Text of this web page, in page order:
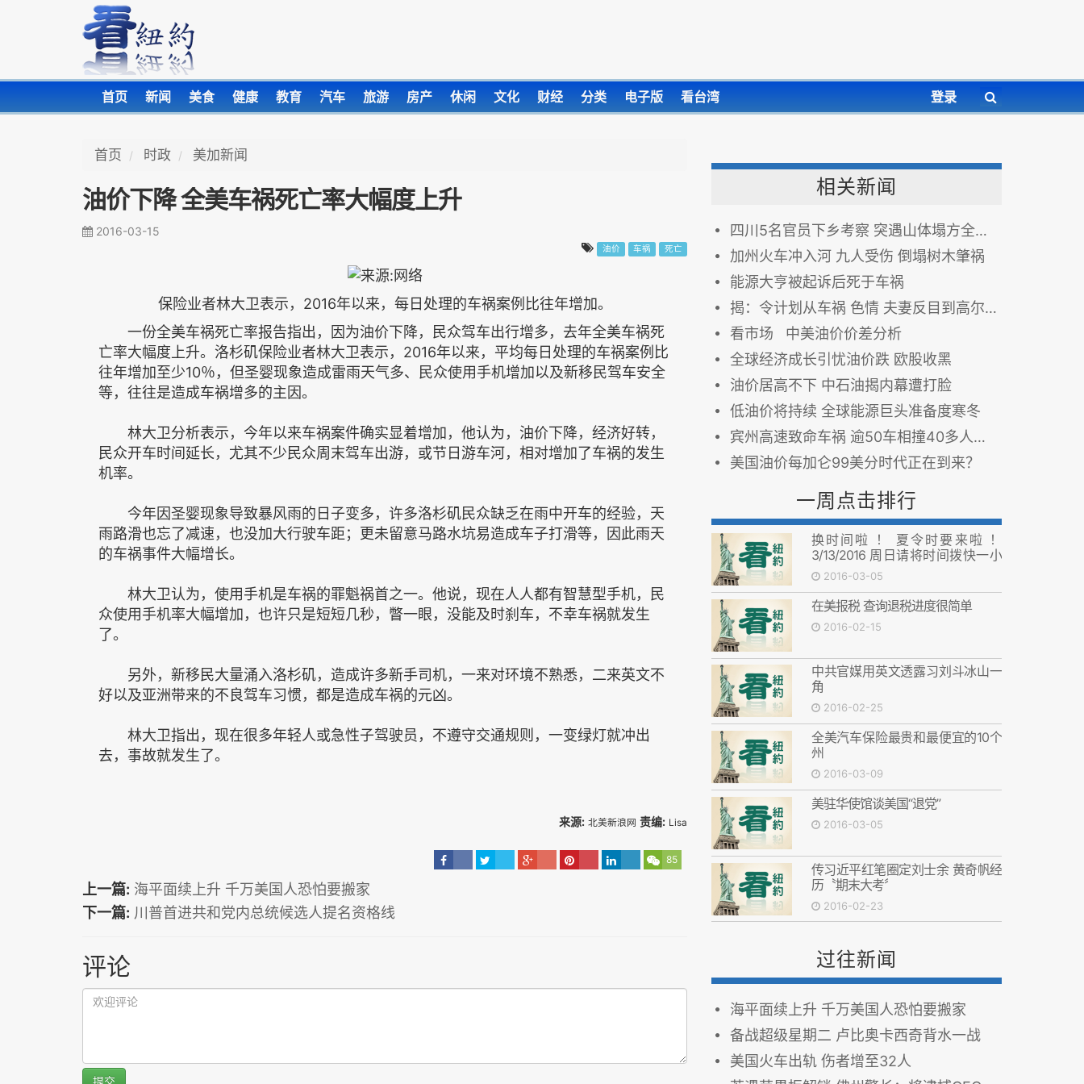
首页 新闻 美食 健康 教育 汽车 旅游 房产 休闲 文化 财经 分类 电子版 看台湾 登录
首页 时政 美加新闻
油价下降 全美车祸死亡率大幅度上升
2016-03-15
油价 车祸 死亡
保险业者林大卫表示，2016年以来，每日处理的车祸案例比往年增加。
一份全美车祸死亡率报告指出，因为油价下降，民众驾车出行增多，去年全美车祸死
亡率大幅度上升。洛杉矶保险业者林大卫表示，2016年以来，平均每日处理的车祸案例比
往年增加至少10％，但圣婴现象造成雷雨天气多、民众使用手机增加以及新移民驾车安全
等，往往是造成车祸增多的主因。
林大卫分析表示，今年以来车祸案件确实显着增加，他认为，油价下降，经济好转，
民众开车时间延长，尤其不少民众周末驾车出游，或节日游车河，相对增加了车祸的发生
机率。
今年因圣婴现象导致暴风雨的日子变多，许多洛杉矶民众缺乏在雨中开车的经验，天
雨路滑也忘了减速，也没加大行驶车距；更未留意马路水坑易造成车子打滑等，因此雨天
的车祸事件大幅增长。
林大卫认为，使用手机是车祸的罪魁祸首之一。他说，现在人人都有智慧型手机，民
众使用手机率大幅增加，也许只是短短几秒，瞥一眼，没能及时刹车，不幸车祸就发生
了。
另外，新移民大量涌入洛杉矶，造成许多新手司机，一来对环境不熟悉，二来英文不
好以及亚洲带来的不良驾车习惯，都是造成车祸的元凶。
林大卫指出，现在很多年轻人或急性子驾驶员，不遵守交通规则，一变绿灯就冲出
去，事故就发生了。
来源: 北美新浪网 责编: Lisa
85
上一篇: 海平面续上升 千万美国人恐怕要搬家
下一篇: 川普首进共和党内总统候选人提名资格线
评论
提交
相关新闻
四川5名官员下乡考察 突遇山体塌方全被埋
加州火车冲入河 九人受伤 倒塌树木肇祸
能源大亨被起诉后死于车祸
揭：令计划从车祸 色情 夫妻反目到高尔夫游戏
看市场 中美油价价差分析
全球经济成长引忧油价跌 欧股收黑
油价居高不下 中石油揭内幕遭打脸
低油价将持续 全球能源巨头准备度寒冬
宾州高速致命车祸 逾50车相撞40多人送医
美国油价每加仑99美分时代正在到来？
一周点击排行
换时间啦 ！ 夏令时要来啦 ！
3/13/2016 周日请将时间拨快一小
时！
2016-03-05
在美报税 查询退税进度很简单
2016-02-15
中共官媒用英文透露习刘斗冰山一
角
2016-02-25
全美汽车保险最贵和最便宜的10个
州
2016-03-09
美驻华使馆谈美国“退党”
2016-03-05
传习近平红笔圈定刘士余 黄奇帆经
历〝期末大考〞
2016-02-23
过往新闻
海平面续上升 千万美国人恐怕要搬家
备战超级星期二 卢比奥卡西奇背水一战
美国火车出轨 伤者增至32人